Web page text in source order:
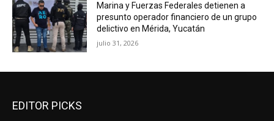
Marina y Fuerzas Federales detienen a
presunto operador financiero de un grupo
delictivo en Mérida, Yucatán
julio 31, 2026
EDITOR PICKS